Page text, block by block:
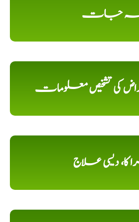
جات
کی تشخیص معلومات
کا، دیسی علاج